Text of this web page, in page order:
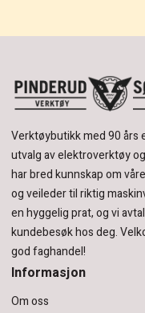
Verktøybutikk med 90 års
utvalg av elektroverktøy
har bred kunnskap om
og veileder til riktig
en hyggelig prat, og vi
kundebesøk hos deg.
god faghandel!
Informasjon
Om oss